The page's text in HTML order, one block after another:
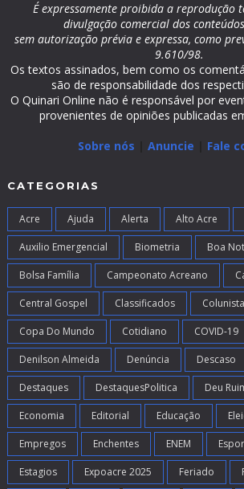
É expressamente proibida a reprodução
divulgação comercial dos
sem autorização prévia e expressa, como
9.610/98.
Os textos assinados, bem como os
são de responsabilidade dos
O Quinari Online não é responsável por
provenientes de opiniões publicadas
Sobre nós
Anuncie Fale
CATEGORIAS
Acre Ajuda Alerta Alto Acre
Auxilio Emergencial Biometria Boa
Bolsa Família Campeonato Acreano
Central Gospel Classificados
Copa Do Mundo Cotidiano COVID-19
Denilson Almeida Denúncia Descaso
Destaques DestaquesPolitica Deu
Economia Editorial Educação
Empregos Enchentes ENEM
Estagios Expoacre 2025 Feriado